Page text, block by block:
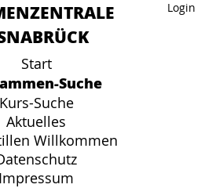
Login
Start
Suche
Kurs-Suche
Aktuelles
Willkommen
Impressum
Login
Start
Suche
Kurs-Suche
Aktuelles
Willkommen
Impressum